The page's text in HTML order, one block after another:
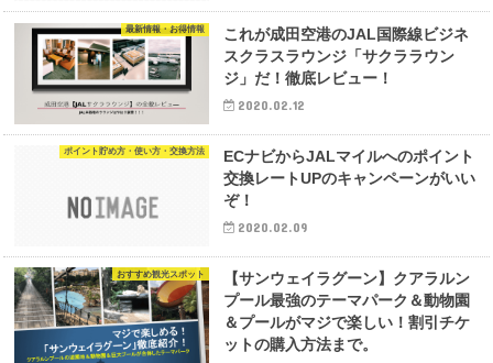
最新情報・お得情報
これが成田空港のJAL国際線ビジネ
スクラスラウンジ「サクララウン
ジ」だ！徹底レビュー！
2020.02.12
ポイント貯め方・使い方・交換方法
ECナビからJALマイルへのポイント
交換レートUPのキャンペーンがいい
ぞ！
2020.02.09
おすすめ観光スポット
【サンウェイラグーン】クアラルン
プール最強のテーマパーク＆動物園
＆プールがマジで楽しい！割引チケ
ットの購入方法まで。